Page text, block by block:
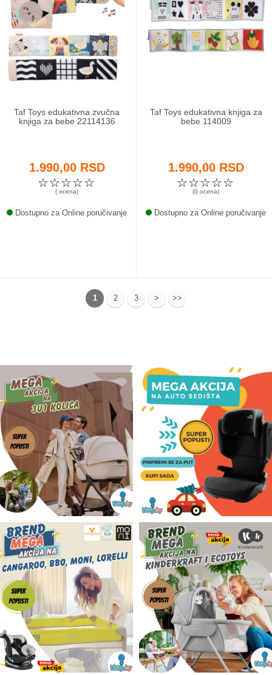
Taf Toys edukativna zvučna
knjiga za bebe 22114136
1.990,00 RSD
☆
☆
☆
☆
☆
( ocena)
Dostupno za Online poručivanje
Taf Toys edukativna knjiga za
bebe 114009
1.990,00 RSD
☆
☆
☆
☆
☆
(0 ocena)
Dostupno za Online poručivanje
1 2 3 > >>